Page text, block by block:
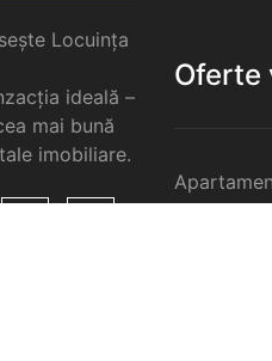
Locuința
ideală –
mai bună
imobiliare.
Oferte